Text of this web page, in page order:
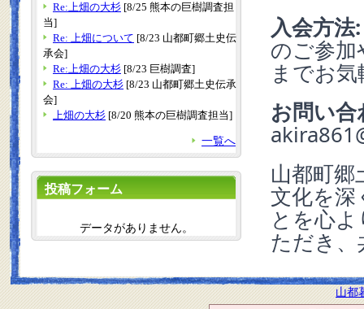
入会方法:
のご参加
までお
お問い合
山都町
文化を深
とを心
ただき
Re:上畑の大杉 [8/25 熊本の巨樹調査担
当]
Re: 上畑について [8/23 山都町郷土史伝
承会]
Re:上畑の大杉 [8/23 巨樹調査]
Re: 上畑の大杉 [8/23 山都町郷土史伝承
会]
上畑の大杉 [8/20 熊本の巨樹調査担当]
一覧へ
投稿フォーム
データがありません。
山都